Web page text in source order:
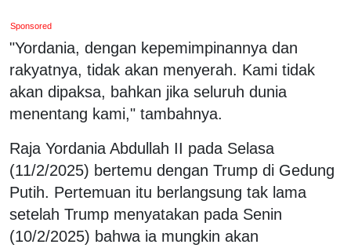
Sponsored
"Yordania, dengan kepemimpinannya dan
rakyatnya, tidak akan menyerah. Kami tidak
akan dipaksa, bahkan jika seluruh dunia
menentang kami," tambahnya.
Raja Yordania Abdullah II pada Selasa
(11/2/2025) bertemu dengan Trump di Gedung
Putih. Pertemuan itu berlangsung tak lama
setelah Trump menyatakan pada Senin
(10/2/2025) bahwa ia mungkin akan